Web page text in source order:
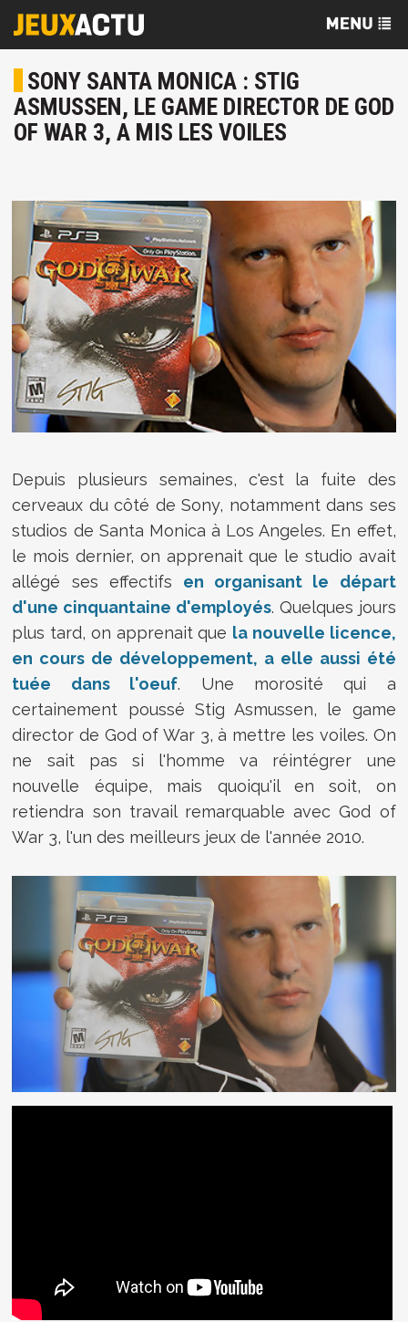
SONY SANTA MONICA : STIG
ASMUSSEN, LE GAME DIRECTOR DE GOD
OF WAR 3, A MIS LES VOILES
Depuis plusieurs semaines, c'est la fuite des
cerveaux du côté de Sony, notamment dans ses
studios de Santa Monica à Los Angeles. En effet,
le mois dernier, on apprenait que le studio avait
allégé ses effectifs en organisant le départ
d'une cinquantaine d'employés. Quelques jours
plus tard, on apprenait que la nouvelle licence,
en cours de développement, a elle aussi été
tuée dans l'oeuf. Une morosité qui a
certainement poussé Stig Asmussen, le game
director de God of War 3, à mettre les voiles. On
ne sait pas si l'homme va réintégrer une
nouvelle équipe, mais quoiqu'il en soit, on
retiendra son travail remarquable avec God of
War 3, l'un des meilleurs jeux de l'année 2010.